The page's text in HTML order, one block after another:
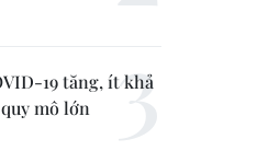
19 tăng, ít khả
mô lớn